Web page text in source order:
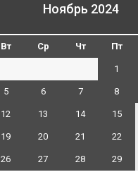
Ноябрь 2024
Вт Ср Чт Пт
1
5 6 7 8
12 13 14 15
19 20 21 22
26 27 28 29